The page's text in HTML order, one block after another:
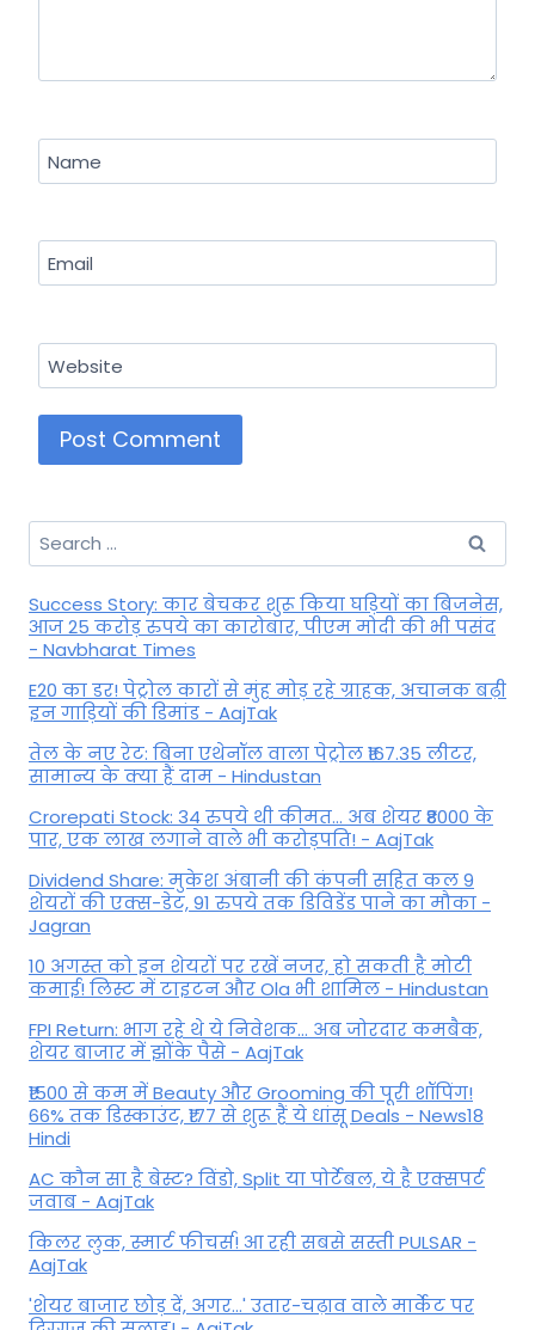
Name
Email
Website
Search
for:
Success Story: कार बेचकर शुरू किया घड़ियों का बिजनेस,
आज 25 करोड़ रुपये का कारोबार, पीएम मोदी की भी पसंद
- Navbharat Times
E20 का डर! पेट्रोल कारों से मुंह मोड़ रहे ग्राहक, अचानक बढ़ी
इन गाड़ियों की डिमांड - AajTak
तेल के नए रेट: बिना एथेनॉल वाला पेट्रोल ₹167.35 लीटर,
सामान्य के क्या हैं दाम - Hindustan
Crorepati Stock: 34 रुपये थी कीमत... अब शेयर ₹8000 के
पार, एक लाख लगाने वाले भी करोड़पति! - AajTak
Dividend Share: मुकेश अंबानी की कंपनी सहित कल 9
शेयरों की एक्स-डेट, 91 रुपये तक डिविडेंड पाने का मौका -
Jagran
10 अगस्त को इन शेयरों पर रखें नजर, हो सकती है मोटी
कमाई! लिस्ट में टाइटन और Ola भी शामिल - Hindustan
FPI Return: भाग रहे थे ये निवेशक... अब जोरदार कमबैक,
शेयर बाजार में झोंके पैसे - AajTak
₹1500 से कम में Beauty और Grooming की पूरी शॉपिंग!
66% तक डिस्काउंट, ₹177 से शुरू हैं ये धांसू Deals - News18
Hindi
AC कौन सा है बेस्ट? विंडो, Split या पोर्टेबल, ये है एक्सपर्ट
जवाब - AajTak
किलर लुक, स्मार्ट फीचर्स! आ रही सबसे सस्ती PULSAR -
AajTak
'शेयर बाजार छोड़ दें, अगर...' उतार-चढ़ाव वाले मार्केट पर